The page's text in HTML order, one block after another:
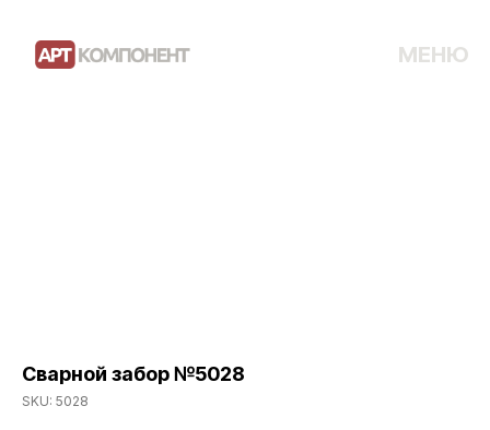
МЕНЮ
Сварной забор №5028
SKU: 5028